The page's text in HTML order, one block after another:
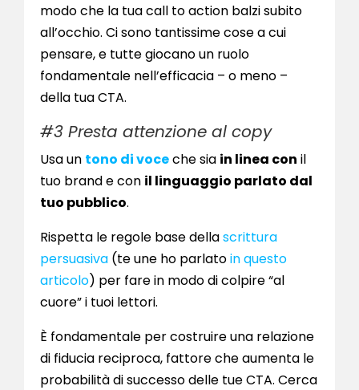
modo che la tua call to action balzi subito
all’occhio. Ci sono tantissime cose a cui
pensare, e tutte giocano un ruolo
fondamentale nell’efficacia – o meno –
della tua CTA.
#3 Presta attenzione al copy
Usa un tono di voceche sia in linea con il
tuo brand e con il linguaggio parlato dal
tuo pubblico.
Rispetta le regole base dellascrittura
persuasiva (te une ho parlatoin questo
articolo) per fare in modo di colpire “al
cuore” i tuoi lettori.
È fondamentale per costruire una relazione
di fiducia reciproca, fattore che aumenta le
probabilità di successo delle tue CTA. Cerca